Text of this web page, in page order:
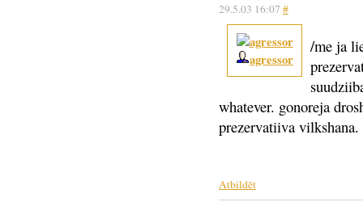
29.5.03 16:07 #
agressor
/me ja
whatever. gonoreja
prezervatiiva
Atbildēt